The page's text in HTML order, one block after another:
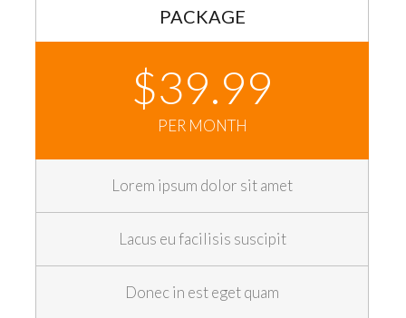
PACKAGE
$39.99
PER MONTH
Lorem ipsum dolor sit amet
Lacus eu facilisis suscipit
Donec in est eget quam